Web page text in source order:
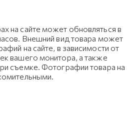
на сайте может обновляться в
Внешний вид товара может
на сайте, в зависимости от
вашего монитора, а также
съемке. Фотографии товара на